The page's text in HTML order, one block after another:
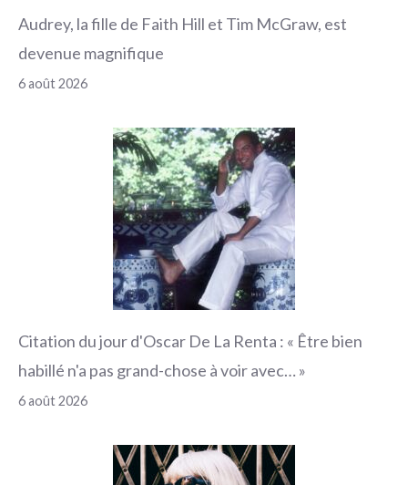
Audrey, la fille de Faith Hill et Tim McGraw, est
devenue magnifique
6 août 2026
Citation du jour d'Oscar De La Renta : « Être bien
habillé n'a pas grand-chose à voir avec… »
6 août 2026